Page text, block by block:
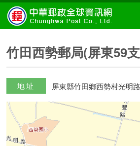
竹田西勢郵局(屏東59
地址 屏東縣竹田鄉西勢村光明